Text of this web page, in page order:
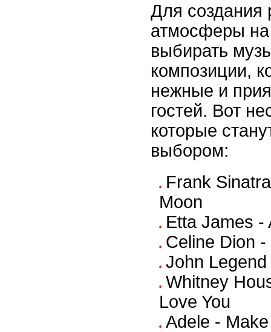
Для создания
атмосферы на
выбирать
композиции,
нежные и
гостей. Вот
которые
выбором:
Frank
Moon
Etta James -
Celine Dion
John
Whitney
Love You
Adele -